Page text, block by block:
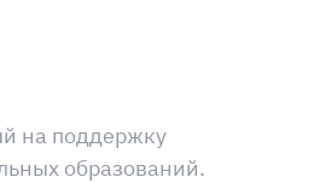
на поддержку
образований.